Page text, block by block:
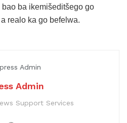
ba ikemišeditšego go
realo ka go befelwa.
Admin
Support Services